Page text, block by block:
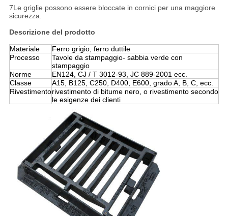
7Le griglie possono essere bloccate in cornici per una maggiore
sicurezza.
Descrizione del prodotto
Materiale
Ferro grigio, ferro duttile
Processo
Tavole da stampaggio- sabbia verde con
stampaggio
Norme
EN124, CJ / T 3012-93, JC 889-2001 ecc.
Classe
A15, B125, C250, D400, E600, grado A, B, C, ecc.
Rivestimentorivestimento di bitume nero, o rivestimento secondo
le esigenze dei clienti